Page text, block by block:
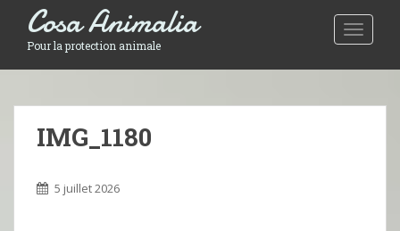
Toggle
Cosa Animalia
Pour la protection animale
IMG_1180
5 juillet 2026